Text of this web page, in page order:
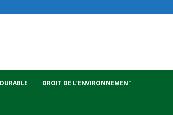
DROIT DE L’ENVIRONNEMENT